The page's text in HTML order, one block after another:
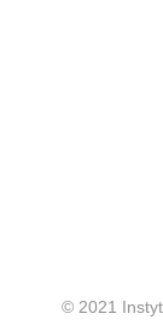
© 2021